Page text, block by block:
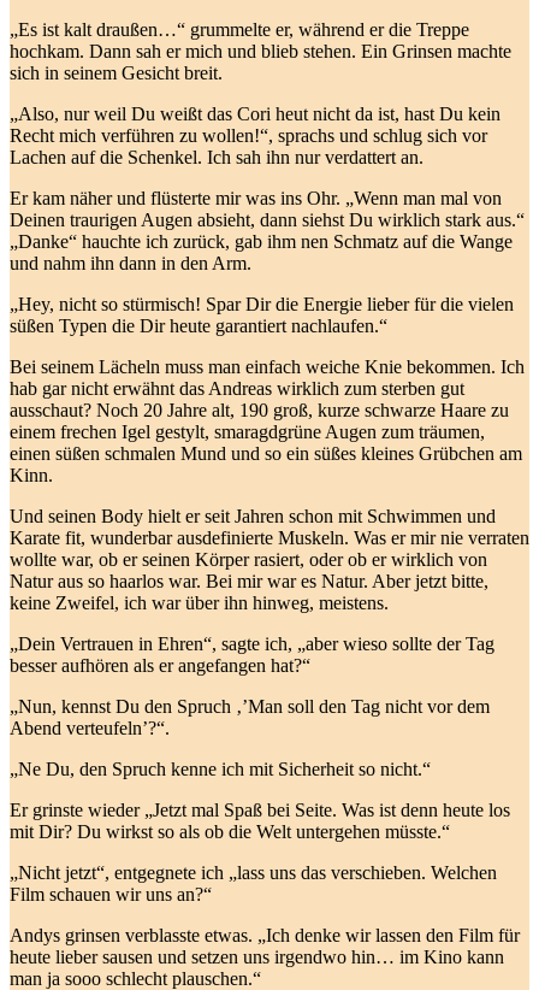
„Es ist kalt draußen…“ grummelte er, während er die Treppe
hochkam. Dann sah er mich und blieb stehen. Ein Grinsen machte
sich in seinem Gesicht breit.
„Also, nur weil Du weißt das Cori heut nicht da ist, hast Du kein
Recht mich verführen zu wollen!“, sprachs und schlug sich vor
Lachen auf die Schenkel. Ich sah ihn nur verdattert an.
Er kam näher und flüsterte mir was ins Ohr. „Wenn man mal von
Deinen traurigen Augen absieht, dann siehst Du wirklich stark aus.“
„Danke“ hauchte ich zurück, gab ihm nen Schmatz auf die Wange
und nahm ihn dann in den Arm.
„Hey, nicht so stürmisch! Spar Dir die Energie lieber für die vielen
süßen Typen die Dir heute garantiert nachlaufen.“
Bei seinem Lächeln muss man einfach weiche Knie bekommen. Ich
hab gar nicht erwähnt das Andreas wirklich zum sterben gut
ausschaut? Noch 20 Jahre alt, 190 groß, kurze schwarze Haare zu
einem frechen Igel gestylt, smaragdgrüne Augen zum träumen,
einen süßen schmalen Mund und so ein süßes kleines Grübchen am
Kinn.
Und seinen Body hielt er seit Jahren schon mit Schwimmen und
Karate fit, wunderbar ausdefinierte Muskeln. Was er mir nie verraten
wollte war, ob er seinen Körper rasiert, oder ob er wirklich von
Natur aus so haarlos war. Bei mir war es Natur. Aber jetzt bitte,
keine Zweifel, ich war über ihn hinweg, meistens.
„Dein Vertrauen in Ehren“, sagte ich, „aber wieso sollte der Tag
besser aufhören als er angefangen hat?“
„Nun, kennst Du den Spruch ‚’Man soll den Tag nicht vor dem
Abend verteufeln’?“.
„Ne Du, den Spruch kenne ich mit Sicherheit so nicht.“
Er grinste wieder „Jetzt mal Spaß bei Seite. Was ist denn heute los
mit Dir? Du wirkst so als ob die Welt untergehen müsste.“
„Nicht jetzt“, entgegnete ich „lass uns das verschieben. Welchen
Film schauen wir uns an?“
Andys grinsen verblasste etwas. „Ich denke wir lassen den Film für
heute lieber sausen und setzen uns irgendwo hin… im Kino kann
man ja sooo schlecht plauschen.“